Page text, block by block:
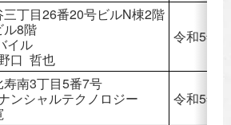
丁目26番20号ビルN棟2階
ル8階
イル
口 哲也
令和5年4
南3丁目5番7号
ンシャルテクノロジー
令和5年4